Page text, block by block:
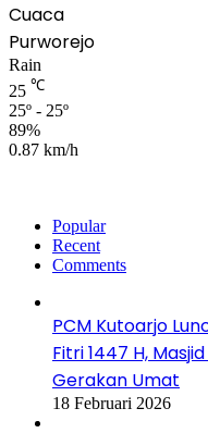
Cuaca
Purworejo
Rain
25 ℃
25º - 25º
89%
0.87 km/h
Popular
Recent
Comments
PCM Kutoarjo
Fitri 1447 H,
Gerakan Umat
18 Februari 2026